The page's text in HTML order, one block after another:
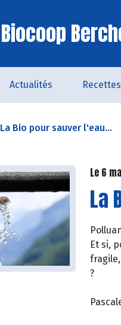
Biocoop
Actualités Recettes
La Bio pour sauver l'eau...
Le 6
La
Et si,
?